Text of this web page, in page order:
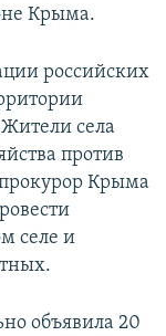
Крыма.
российских
села
против
Крыма
селе и
объявила 20